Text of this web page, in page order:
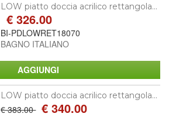
LOW piatto doccia acrilico rettangola...
€ 326.00
BI-PDLOWRET18070
BAGNO ITALIANO
LOW piatto doccia acrilico rettangola...
€ 383.00 € 340.00